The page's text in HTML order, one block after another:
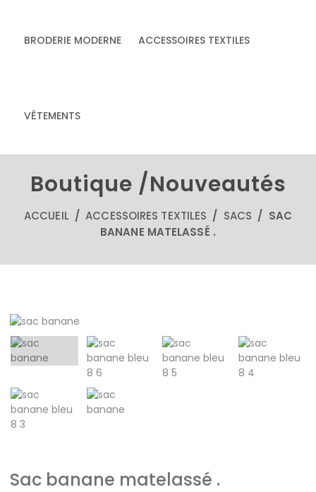
écoresponsables
BRODERIE MODERNE ACCESSOIRES TEXTILES
VÊTEMENTS
Boutique /Nouveautés
ACCUEIL/ACCESSOIRES TEXTILES / SACS / SAC
BANANE MATELASSÉ .
Sac banane matelassé .